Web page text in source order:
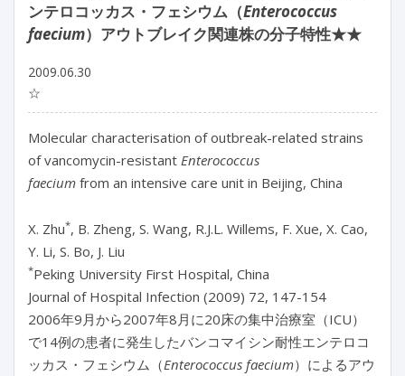
ンテロコッカス・フェシウム（Enterococcus
faecium）アウトブレイク関連株の分子特性★★
2009.06.30
☆
Molecular characterisation of outbreak-related strains
of vancomycin-resistant Enterococcus
faecium from an intensive care unit in Beijing, China
X. Zhu*, B. Zheng, S. Wang, R.J.L. Willems, F. Xue, X. Cao,
Y. Li, S. Bo, J. Liu
*Peking University First Hospital, China
Journal of Hospital Infection (2009) 72, 147-154
2006年9月から2007年8月に20床の集中治療室（ICU）
で14例の患者に発生したバンコマイシン耐性エンテロコ
ッカス・フェシウム（Enterococcus faecium）によるアウ